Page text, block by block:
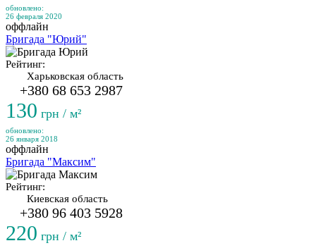
обновлено:
26 февраля 2020
оффлайн
Бригада "Юрий"
Рейтинг:
Харьковская область
+380 68 653 2987
130 грн / м²
обновлено:
26 января 2018
оффлайн
Бригада "Максим"
Рейтинг:
Киевская область
+380 96 403 5928
220 грн / м²